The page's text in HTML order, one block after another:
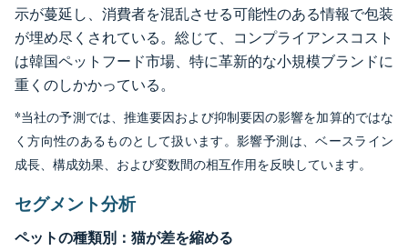
示が蔓延し、消費者を混乱させる可能性のある情報で包装
が埋め尽くされている。総じて、コンプライアンスコスト
は韓国ペットフード市場、特に革新的な小規模ブランドに
重くのしかかっている。
*当社の予測では、推進要因および抑制要因の影響を加算的ではな
く方向性のあるものとして扱います。影響予測は、ベースライン
成長、構成効果、および変数間の相互作用を反映しています。
セグメント分析
ペットの種類別：猫が差を縮める